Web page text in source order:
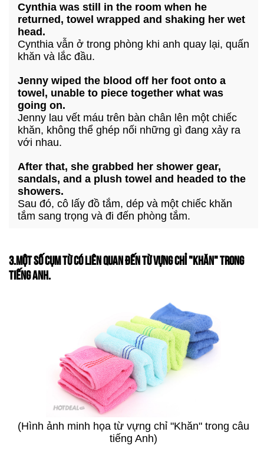
Cynthia was still in the room when he
returned, towel wrapped and shaking her wet
head.
Cynthia vẫn ở trong phòng khi anh quay lại, quấn
khăn và lắc đầu.
Jenny wiped the blood off her foot onto a
towel, unable to piece together what was
going on.
Jenny lau vết máu trên bàn chân lên một chiếc
khăn, không thể ghép nối những gì đang xảy ra
với nhau.
After that, she grabbed her shower gear,
sandals, and a plush towel and headed to the
showers.
Sau đó, cô lấy đồ tắm, dép và một chiếc khăn
tắm sang trọng và đi đến phòng tắm.
3.MỘT SỐ CỤM TỪ CÓ LIÊN QUAN ĐẾN TỪ VỰNG CHỈ "KHĂN" TRONG
TIẾNG ANH.
(Hình ảnh minh họa từ vựng chỉ "Khăn" trong câu
tiếng Anh)